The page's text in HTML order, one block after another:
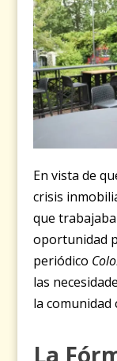
En vista de
crisis
que
oportunidad
periódico
las
la comunidad
La